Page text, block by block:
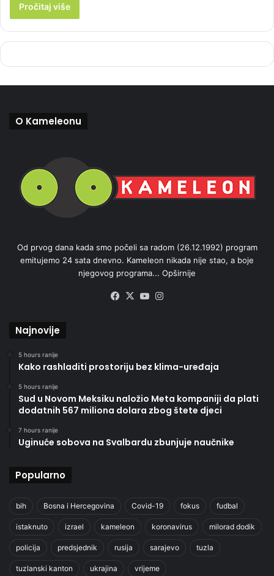
Pročitaj više
O Kameleonu
Od prvog dana kada smo počeli sa radom (26.12.1992) program
emitujemo 24 sata dnevno. Kameleon nikada nije stao, a boje
njegovog programa... Opširnije
Facebook
X YouTube
Najnovije
5 hours ranije
Kako rashladiti prostoriju bez klima-uređaja
5 hours ranije
Sud u Novom Meksiku naložio Meta kompaniji da plati
dodatnih 567 miliona dolara zbog štete djeci
7 hours ranije
Uginuće sobova na Svalbardu zbunjuje naučnike
Popularno
bih Bosna i Hercegovina Covid-19 fokus fudbal
istaknuto izrael kameleon koronavirus milorad dodik
policija predsjednik rusija sarajevo tuzla
tuzlanski kanton ukrajina vrijeme